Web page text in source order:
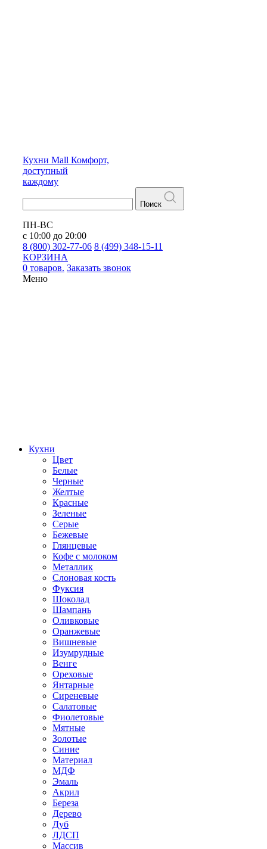
Кухни Mall Комфорт,
доступный
каждому
Поиск
ПН-ВС
с 10:00 до 20:00
8 (800) 302-77-06 8 (499) 348-15-11
КОРЗИНА
0 товаров. Заказать звонок
Меню
Кухни
Цвет
Белые
Черные
Желтые
Красные
Зеленые
Серые
Бежевые
Глянцевые
Кофе с молоком
Металлик
Слоновая кость
Фуксия
Шоколад
Шампань
Оливковые
Оранжевые
Вишневые
Изумрудные
Венге
Ореховые
Янтарные
Сиреневые
Салатовые
Фиолетовые
Мятные
Золотые
Синие
Материал
МДФ
Эмаль
Акрил
Береза
Дерево
Дуб
ЛДСП
Массив